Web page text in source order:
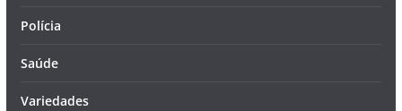
Polícia
Saúde
Variedades